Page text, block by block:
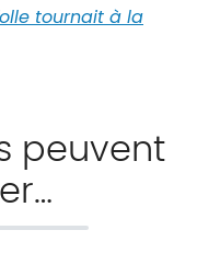
tournait à la
peuvent